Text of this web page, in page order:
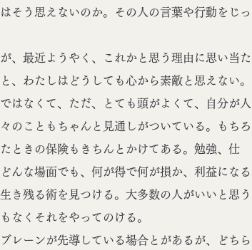
そう思えないのか。その人の言葉や行動をじっ
、最近ようやく、これかと思う理由に思い当た
、わたしはどうしても心から素敵と思えない。
はなくて、ただ、とても頭がよくて、自分が人
のこともちゃんと見通しがついている。もちろ
ときの保険もきちんとかけてある。勉強、仕
んな場面でも、何が得で何が損か、利益になる
き残る術を見つける。大多数の人がいいと思う
なくそれをやってのける。
レーンが先導している場合とがあるが、どちら